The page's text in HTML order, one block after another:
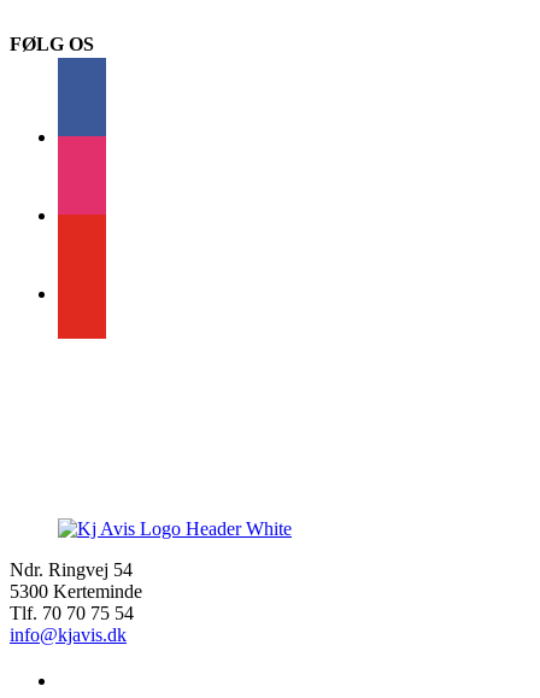
FØLG OS
Ndr. Ringvej 54
5300 Kerteminde
Tlf. 70 70 75 54
info@kjavis.dk